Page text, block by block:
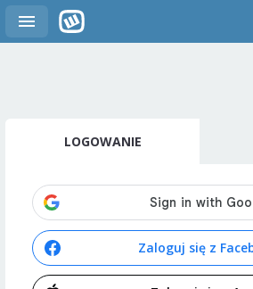
LOGOWANIE
Zaloguj się z